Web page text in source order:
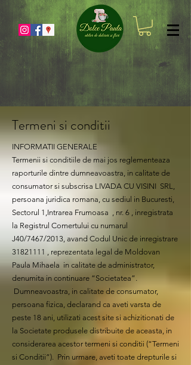
Termeni si conditii
INFORMATII GENERALE
Termenii si conditiile de mai jos reglementeaza
raporturile dintre dumneavoastra, in calitate de
consumator si subscrisa LIVADA CU VISINI SRL,
persoana juridica romana, cu sediul in Bucuresti,
Sectorul 1,Intrarea Frumoasa , nr. 6 , inregistrata
la Registrul Comertului cu numarul
J40/7467/2013, avand Codul Unic de inregistrare
31821111 , reprezentata legal de Moldovan
Paula Mihaela in calitate de administrator,
denumita in continuare “Societatea”.
Dumneavoastra, in calitate de consumator,
persoana fizica, declarand ca aveti varsta de
peste 18 ani, utilizati acest site si achizitionati de
la Societate produsele distribuite de aceasta, in
considerarea acestor termeni si conditii (“Termeni
si Conditii”). Prin urmare, aveti toate drepturile si